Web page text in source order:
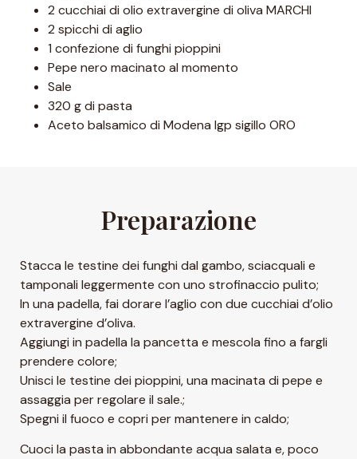
2 cucchiai di olio extravergine di oliva MARCHI
2 spicchi di aglio
1 confezione di funghi pioppini
Pepe nero macinato al momento
Sale
320 g di pasta
Aceto balsamico di Modena Igp sigillo ORO
Preparazione
Stacca le testine dei funghi dal gambo, sciacquali e
tamponali leggermente con uno strofinaccio pulito;
In una padella, fai dorare l’aglio con due cucchiai d’olio
extravergine d’oliva.
Aggiungi in padella la pancetta e mescola fino a fargli
prendere colore;
Unisci le testine dei pioppini, una macinata di pepe e
assaggia per regolare il sale.;
Spegni il fuoco e copri per mantenere in caldo;
Cuoci la pasta in abbondante acqua salata e, poco